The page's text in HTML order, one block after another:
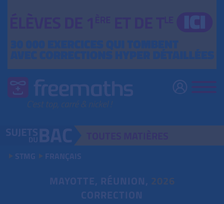
STMG FRANÇAIS
MAYOTTE, RÉUNION, 2026
CORRECTION